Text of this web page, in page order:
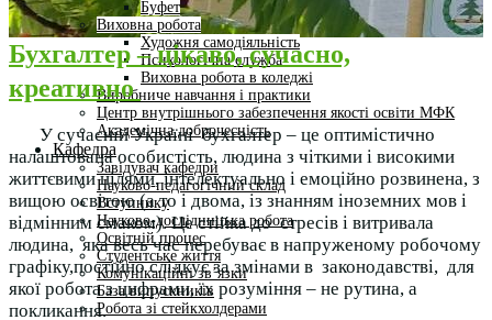
Буфет
Виховна робота
Художня самодіяльність
Психологічна служба
Виховна робота в коледжі
Виробниче навчання і практики
Центр внутрішнього забезпечення якості освіти МФК
Академічна доброчесність
Кафедра
Завідувач кафедри
Науково-педагогічний склад
Вступнику
Науково-дослідницька робота
Освітній процес
Студентське життя
Комунікаційні зв’язки
База випускників
Робота зі стейкхолдерами
Бухгалтер – цікаво, сучасно,
креативно
У сучасній Україні бухгалтер – це оптимістично
налаштована особистість, людина з чіткими і високими
життєвими цілями, інтелектуально і емоційно розвинена, з
вищою освітою (а то і двома, із знанням іноземних мов і
відмінним смаком). Це стійка до стресів і витривала
людина, яка весь час перебуває в напруженому робочому
графіку,постійно слідкує за змінами в законодавстві, для
якої робота з цифрами, їх розуміння – не рутина, а
покликання.